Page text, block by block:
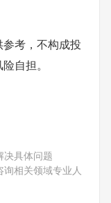
考，不构成投
自担。
决具体问题
询相关领域专业人